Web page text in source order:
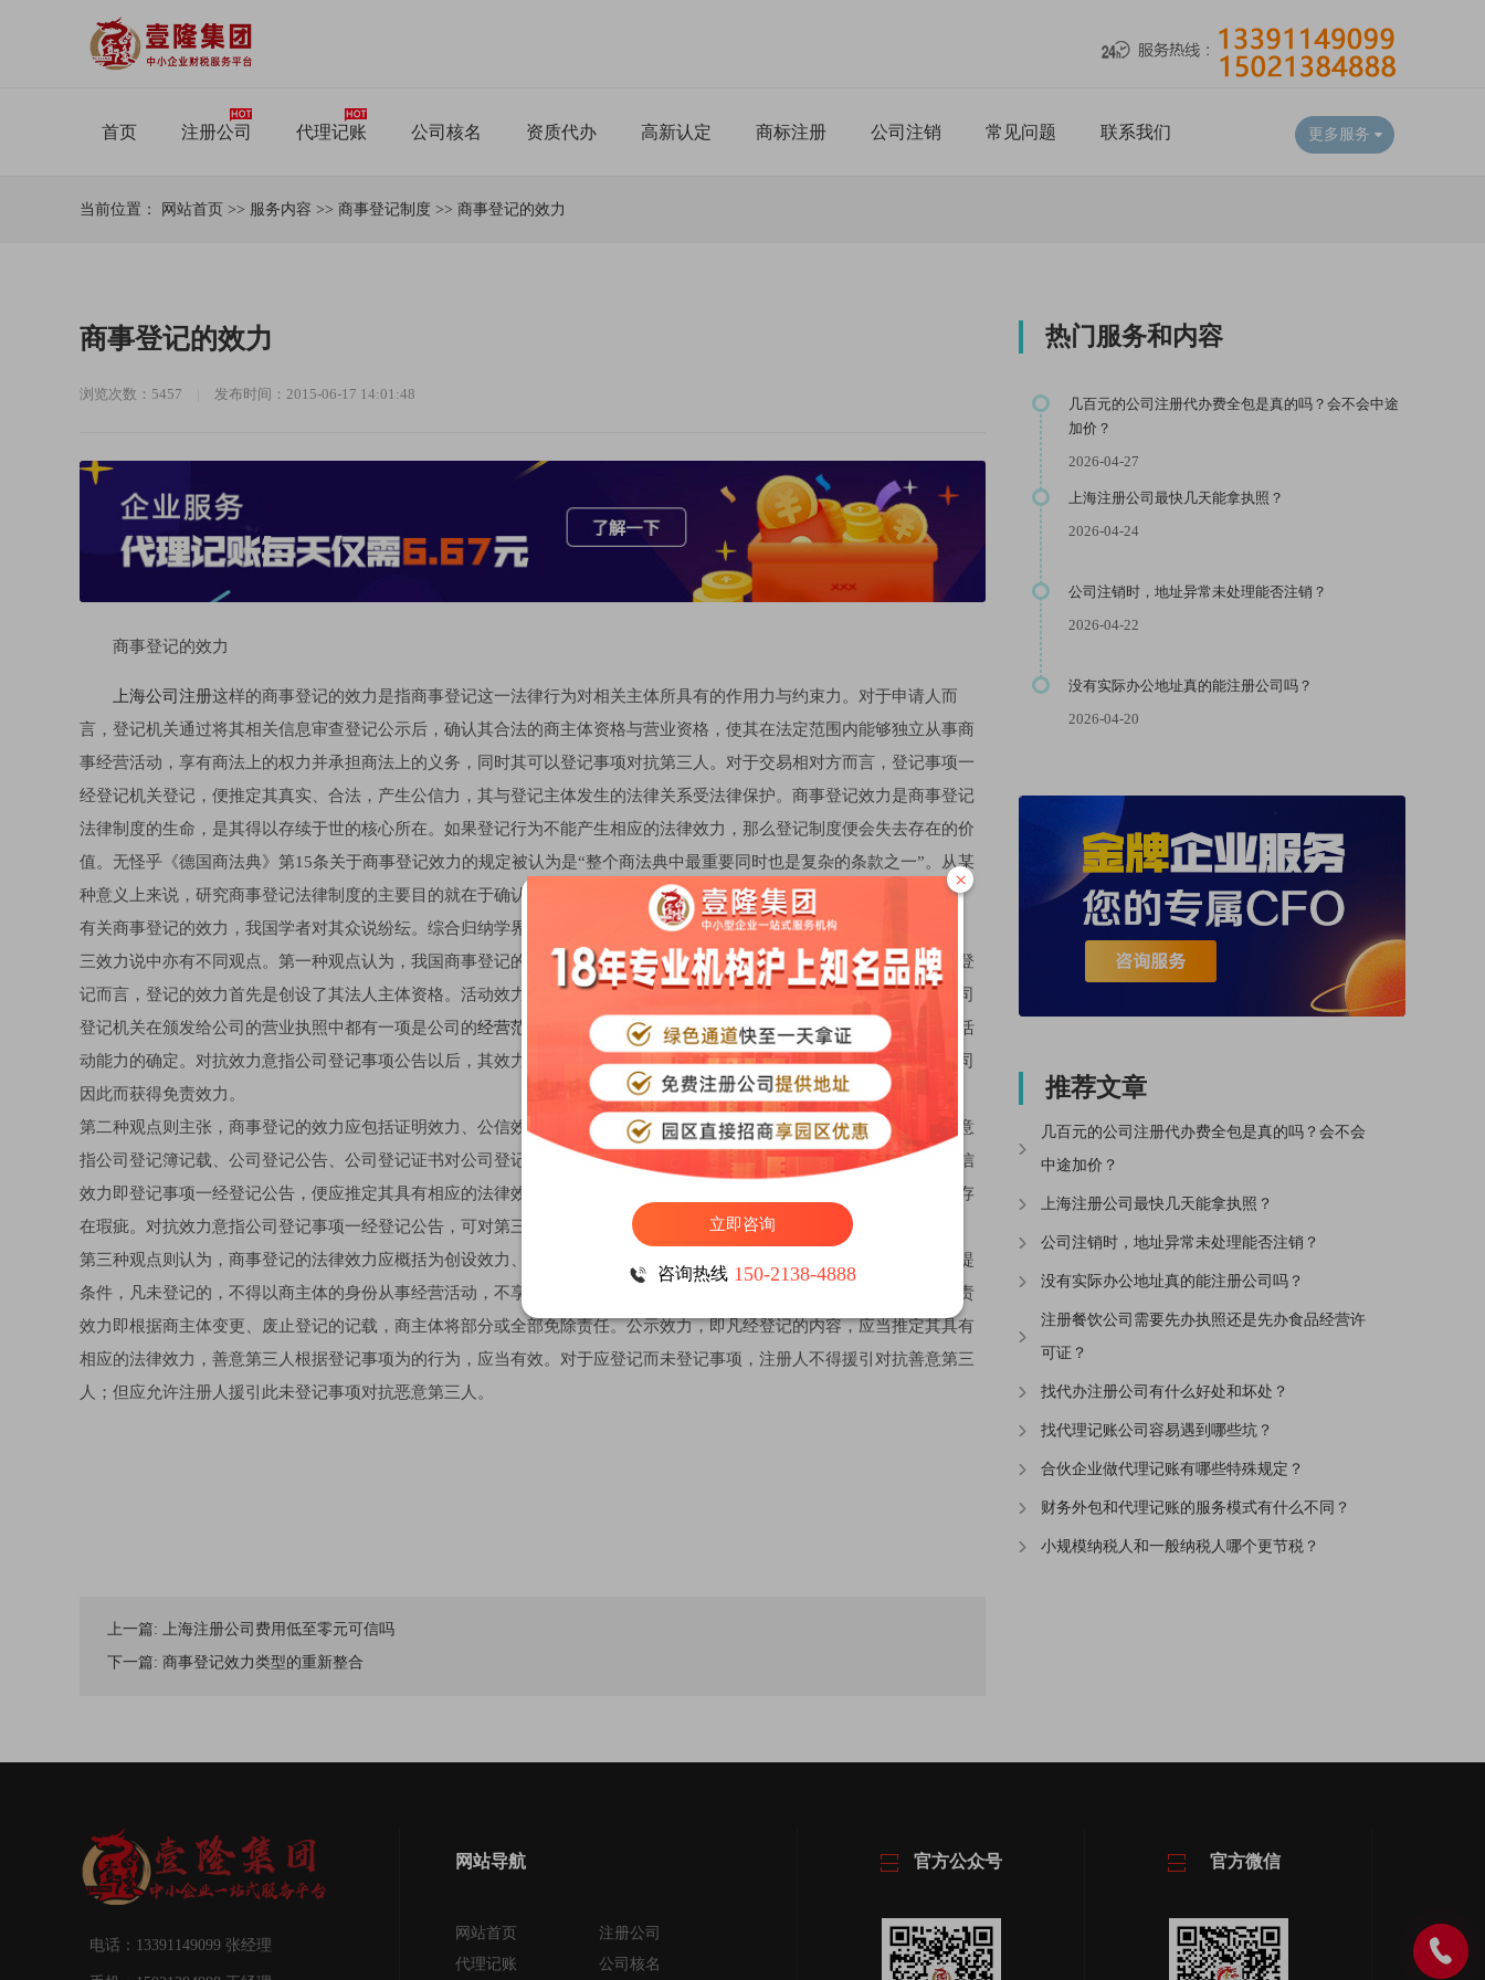
首页 注册公司 代理记账 公司核名 资质代办 高新认定 商标注册 公司注销 常见问题 联系我们 更多服务
当前位置： 网站首页 >> 服务内容 >> 商事登记制度 >> 商事登记的效力
商事登记的效力
浏览次数：5457 发布时间：2015-06-17 14:01:48
商事登记的效力
上海公司注册这样的商事登记的效力是指商事登记这一法律行为对相关主体所具有的作用力与约束力。对于申请人而
言，登记机关通过将其相关信息审查登记公示后，确认其合法的商主体资格与营业资格，使其在法定范围内能够独立从事商
事经营活动，享有商法上的权力并承担商法上的义务，同时其可以登记事项对抗第三人。对于交易相对方而言，登记事项一
经登记机关登记，便推定其真实、合法，产生公信力，其与登记主体发生的法律关系受法律保护。商事登记效力是商事登记
法律制度的生命，是其得以存续于世的核心所在。如果登记行为不能产生相应的法律效力，那么登记制度便会失去存在的价
值。无怪乎《德国商法典》第15条关于商事登记效力的规定被认为是“整个商法典中最重要同时也是复杂的条款之一”。从某
种意义上来说，研究商事登记法律制度的主要目的就在于确认其效力。
有关商事登记的效力，我国学者对其众说纷纭。综合归纳学界观点，大致有两效力说、三效力说等不同学说。
三效力说中亦有不同观点。第一种观点认为，我国商事登记的效力包括创设效力、活动效力和对抗效力三个方面。就公司登
记而言，登记的效力首先是创设了其法人主体资格。活动效力是指经过登记后，公司可以以自己的名义从事经营活动。公司
登记机关在颁发给公司的营业执照中都有一项是公司的经营范围
，它表面上是对公司经营范围的公示，实质上更是对公司活
动能力的确定。对抗效力意指公司登记事项公告以后，其效力及于公司以外的第三人。可对不特定第三人形成对抗力，公司
因此而获得免责效力。
第二种观点则主张，商事登记的效力应包括证明效力、公信效力和对抗效力三个方面。如在公司登记中，登记的证明效力意
指公司登记簿记载、公司登记公告、公司登记证书对公司登记对象的存在与否、真实性、合法性具有一定的证明效力。公信
效力即登记事项一经登记公告，便应推定其具有相应的法律效果，善意第三人根据登记事项所为行为应当有效，即使登记存
在瑕疵。对抗效力意指公司登记事项一经登记公告，可对第三人形成对抗力，公司因此而获得免责效力。
第三种观点则认为，商事登记的法律效力应概括为创设效力、免责效力和公示效力。登记注册是商主体取得经营资格的前提
条件，凡未登记的，不得以商主体的身份从事经营活动，不享有商主体的权利，因此商事登记具有创设商主体的效力。免责
效力即根据商主体变更、废止登记的记载，商主体将部分或全部免除责任。公示效力，即凡经登记的内容，应当推定其具有
相应的法律效力，善意第三人根据登记事项为的行为，应当有效。对于应登记而未登记事项，注册人不得援引对抗善意第三
人；但应允许注册人援引此未登记事项对抗恶意第三人。
上一篇: 上海注册公司费用低至零元可信吗
下一篇: 商事登记效力类型的重新整合
热门服务和内容
几百元的公司注册代办费全包是真的吗？会不会中途
加价？
2026-04-27
上海注册公司最快几天能拿执照？
2026-04-24
公司注销时，地址异常未处理能否注销？
2026-04-22
没有实际办公地址真的能注册公司吗？
2026-04-20
推荐文章
几百元的公司注册代办费全包是真的吗？会不会
中途加价？
上海注册公司最快几天能拿执照？
公司注销时，地址异常未处理能否注销？
没有实际办公地址真的能注册公司吗？
注册餐饮公司需要先办执照还是先办食品经营许
可证？
找代办注册公司有什么好处和坏处？
找代理记账公司容易遇到哪些坑？
合伙企业做代理记账有哪些特殊规定？
财务外包和代理记账的服务模式有什么不同？
小规模纳税人和一般纳税人哪个更节税？
电话：13391149099 张经理
网站导航
网站首页
注册公司
代理记账
公司核名
官方公众号 官方微信
×
立即咨询
咨询热线 150-2138-4888